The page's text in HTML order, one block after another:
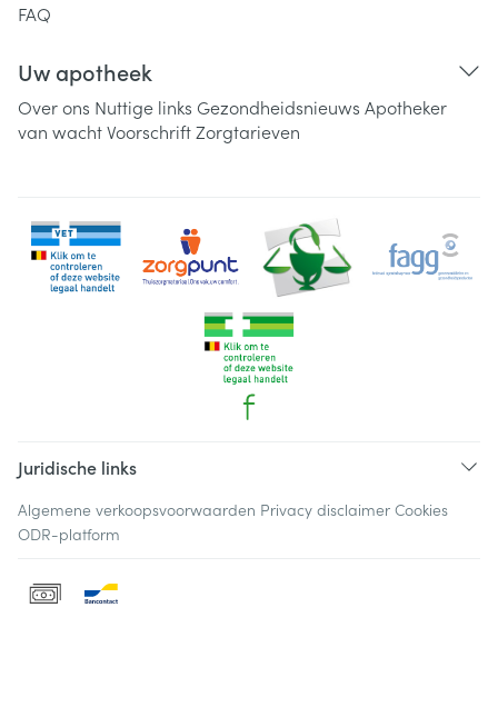
FAQ
Uw apotheek
Over ons Nuttige links Gezondheidsnieuws Apotheker
van wachtVoorschriftZorgtarieven
Juridische links
Algemene verkoopsvoorwaarden Privacy disclaimer Cookies
ODR-platform